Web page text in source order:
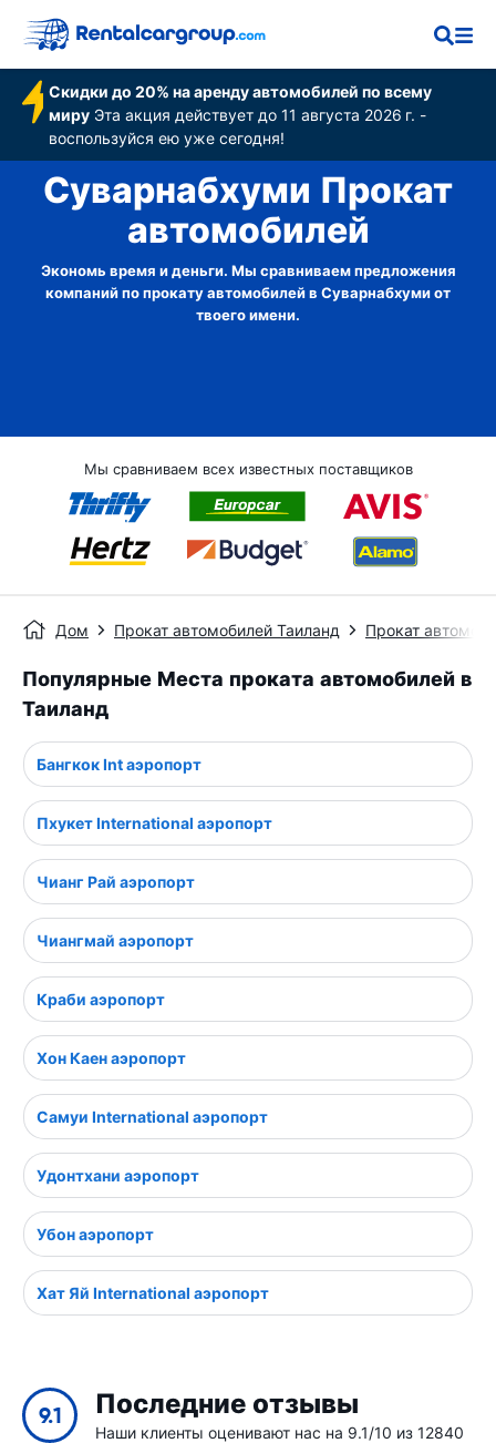
Скидки до 20% на аренду автомобилей по всему
мируЭта акция действует до 11 августа 2026 г. -
воспользуйся ею уже сегодня!
Суварнабхуми Прокат
автомобилей
Экономь время и деньги. Мы сравниваем предложения
компаний по прокату автомобилей в Суварнабхуми от
твоего имени.
Мы сравниваем всех известных поставщиков
Дом Прокат автомобилей Таиланд Прокат
Популярные Места проката автомобилей в
Таиланд
Бангкок Int аэропорт
Пхукет International аэропорт
Чианг Рай аэропорт
Чиангмай аэропорт
Краби аэропорт
Хон Каен аэропорт
Самуи International аэропорт
Удонтхани аэропорт
Убон аэропорт
Хат Яй International аэропорт
9.1 Последние отзывы
Наши клиенты оценивают нас на 9.1/10 из 12840